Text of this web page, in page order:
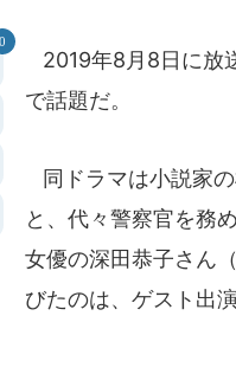
0
2019年8月8日に放
で話題だ。
同ドラマは小説家
と、代々警察官を務
女優の深田恭子さん
びたのは、ゲスト出